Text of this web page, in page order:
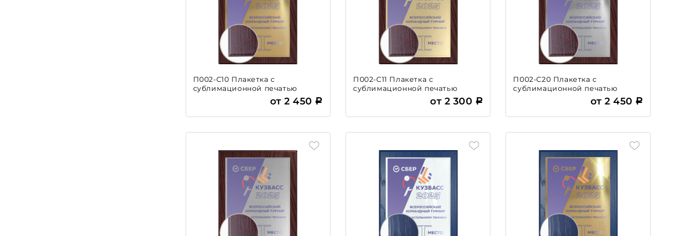
П002-С10 Плакетка с
сублимационной печатью
от 2 450
П002-С11 Плакетка с
сублимационной печатью
от 2 300
П002-С20 Плакетка с
сублимационной печатью
от 2 450